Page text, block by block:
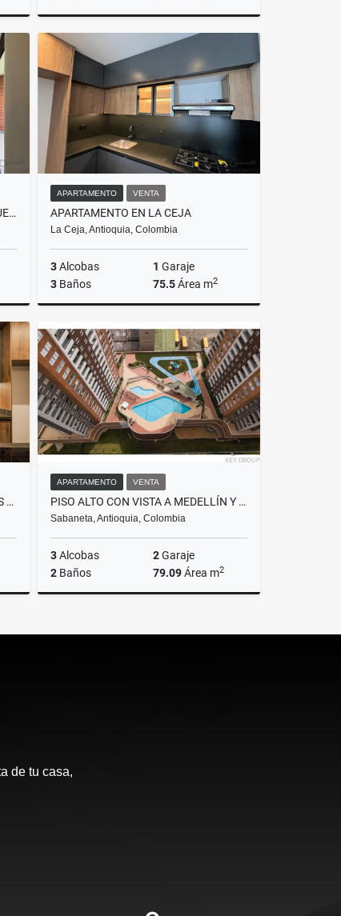
$230.000.000
APARTEMENTO CON VISTA DE ENSUEÑO
APARTAMENTO VENTA
APARTAMENTO EN LA CEJA
La Ceja, Antioquia, Colombia
3Alcobas 1 Garaje
3 Baños 75.5Área m2
Venta
$490.000.000
LUJO, DISEÑO Y AMPLIOS ESPACIOS EN UNA UBICACIÓN QUE LO TIENE TODO
APARTAMENTO VENTA
PISO ALTO CON VISTA A MEDELLÍN Y AMENIDADES EXCLUSIVAS
Sabaneta, Antioquia, Colombia
3Alcobas 2Garaje
2 Baños 79.09Área m2
$550.000.000
de tu casa,